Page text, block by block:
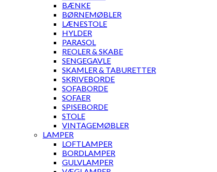
BÆNKE
BØRNEMØBLER
LÆNESTOLE
HYLDER
PARASOL
REOLER & SKABE
SENGEGAVLE
SKAMLER & TABURETTER
SKRIVEBORDE
SOFABORDE
SOFAER
SPISEBORDE
STOLE
VINTAGEMØBLER
LAMPER
LOFTLAMPER
BORDLAMPER
GULVLAMPER